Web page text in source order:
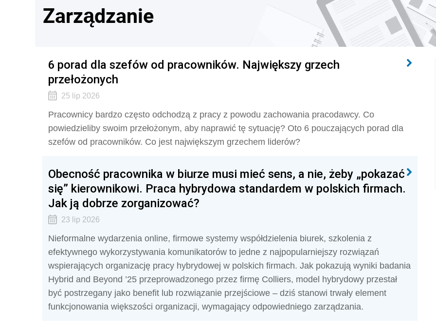
Zarządzanie
6 porad dla szefów od pracowników. Największy grzech
przełożonych
25 lip 2026
Pracownicy bardzo często odchodzą z pracy z powodu zachowania pracodawcy. Co
powiedzieliby swoim przełożonym, aby naprawić tę sytuację? Oto 6 pouczających porad dla
szefów od pracowników. Co jest największym grzechem liderów?
Obecność pracownika w biurze musi mieć sens, a nie, żeby „pokazać
się” kierownikowi. Praca hybrydowa standardem w polskich firmach.
Jak ją dobrze zorganizować?
23 lip 2026
Nieformalne wydarzenia online, firmowe systemy współdzielenia biurek, szkolenia z
efektywnego wykorzystywania komunikatorów to jedne z najpopularniejszy rozwiązań
wspierających organizację pracy hybrydowej w polskich firmach. Jak pokazują wyniki badania
Hybrid and Beyond ’25 przeprowadzonego przez firmę Colliers, model hybrydowy przestał
być postrzegany jako benefit lub rozwiązanie przejściowe – dziś stanowi trwały element
funkcjonowania większości organizacji, wymagający odpowiedniego zarządzania.